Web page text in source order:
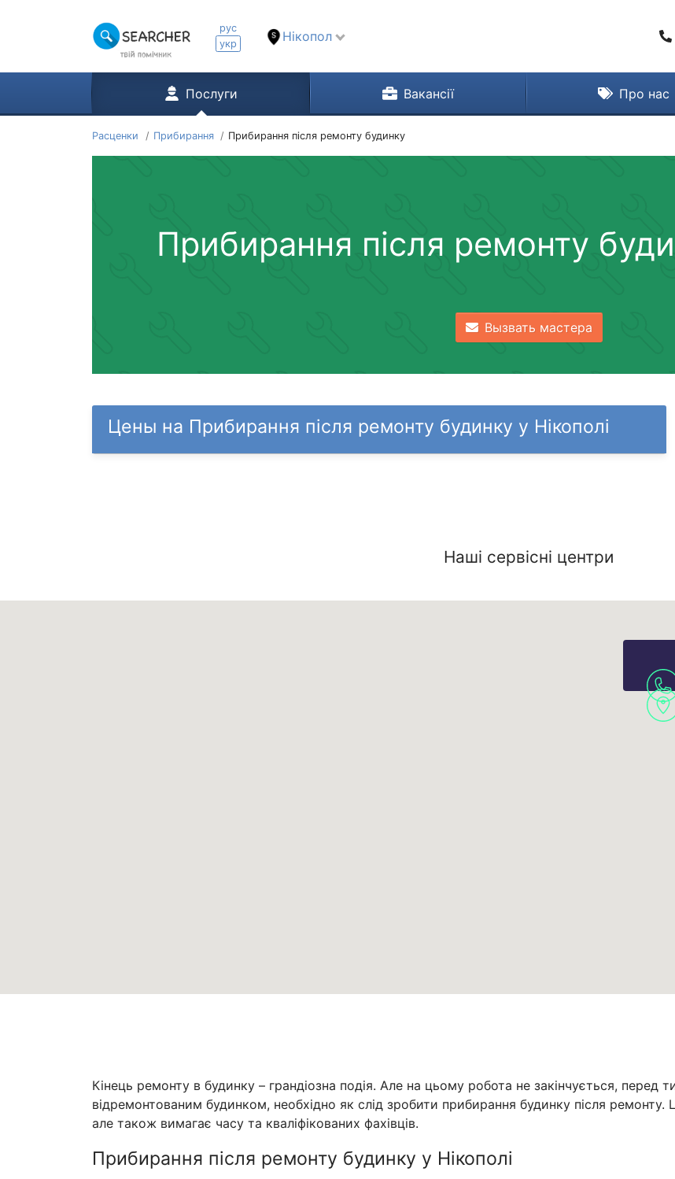
рус
укр
Нікопол
Послуги Вакансії Про нас
Расценки Прибирання Прибирання після ремонту будинку
Прибирання після ремонту
Вызвать мастера
Цены на Прибирання після ремонту будинку у Нікополі
Наші сервісні центри
Кінець ремонту в будинку – грандіозна подія. Але на цьому робота не закінчується, перед
відремонтованим будинком, необхідно як слід зробити прибирання будинку після
але також вимагає часу та кваліфікованих фахівців.
Прибирання після ремонту будинку у Нікополі